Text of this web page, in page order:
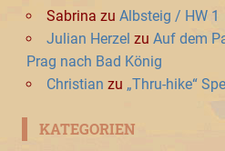
Sabrina zu Albsteig / HW 1
Julian Herzel zu Auf dem
Prag nach Bad König
Christian zu „Thru-hike“
KATEGORIEN